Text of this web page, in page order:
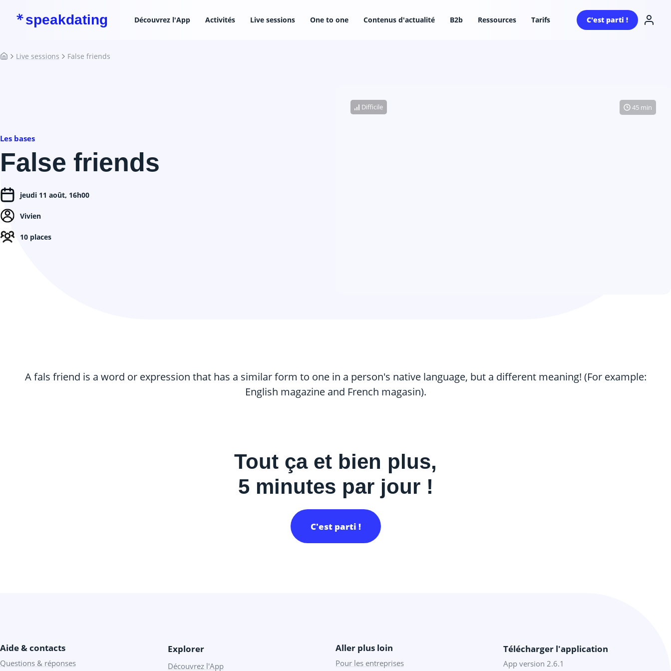
speakdating Découvrez l'App Activités Live sessions One to one Contenus d'actualité B2b Ressources Tarifs C'est parti !
Live sessions False friends
Les bases
False friends
jeudi 11 août, 16h00
Vivien
10 places
Difficile 45 min
A fals friend is a word or expression that has a similar form to one in a person's native language, but a different meaning! (For example:
English magazine and French magasin).
Tout ça et bien plus,
5 minutes par jour !
C'est parti !
Aide & contacts
Questions & réponses
Explorer
Découvrez l'App
Aller plus loin
Pour les entreprises
Télécharger l'application
App version 2.6.1